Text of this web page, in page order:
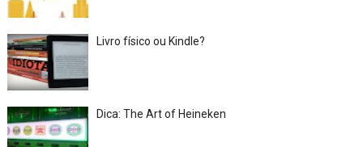
Livro físico ou Kindle?
Dica: The Art of Heineken